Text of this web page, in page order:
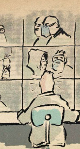
Host S. aus I.
März 25, 2020